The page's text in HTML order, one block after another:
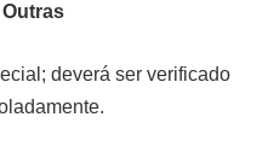
Outras
deverá ser verificado